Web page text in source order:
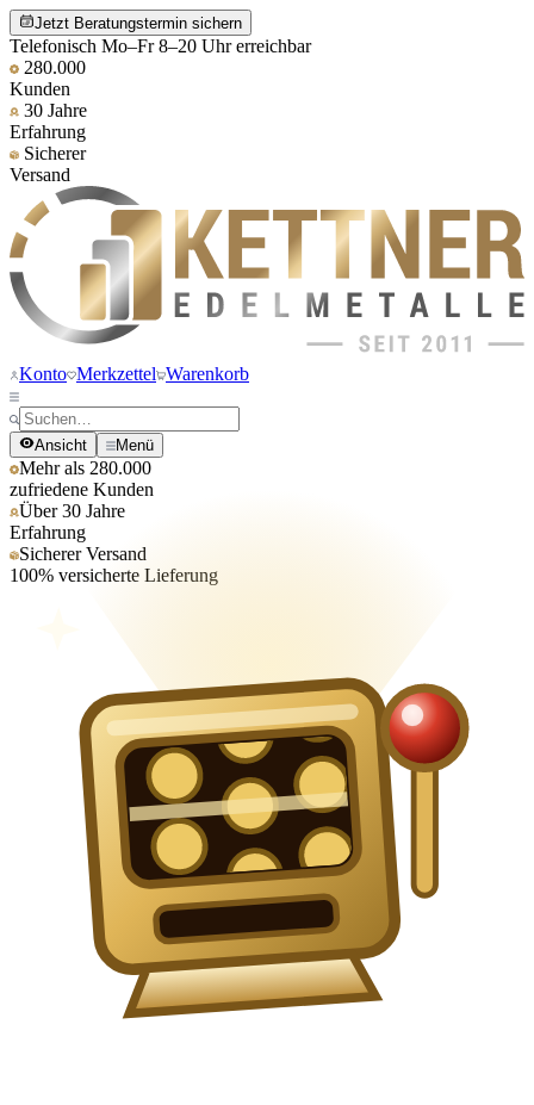
Jetzt Beratungstermin sichern
Telefonisch Mo–Fr 8–20 Uhr erreichbar
280.000
Kunden
30 Jahre
Erfahrung
Sicherer
Versand
Konto Merkzettel Warenkorb
Ansicht Menü
Mehr als 280.000
zufriedene Kunden
Über 30 Jahre
Erfahrung
Sicherer Versand
100% versicherte Lieferung